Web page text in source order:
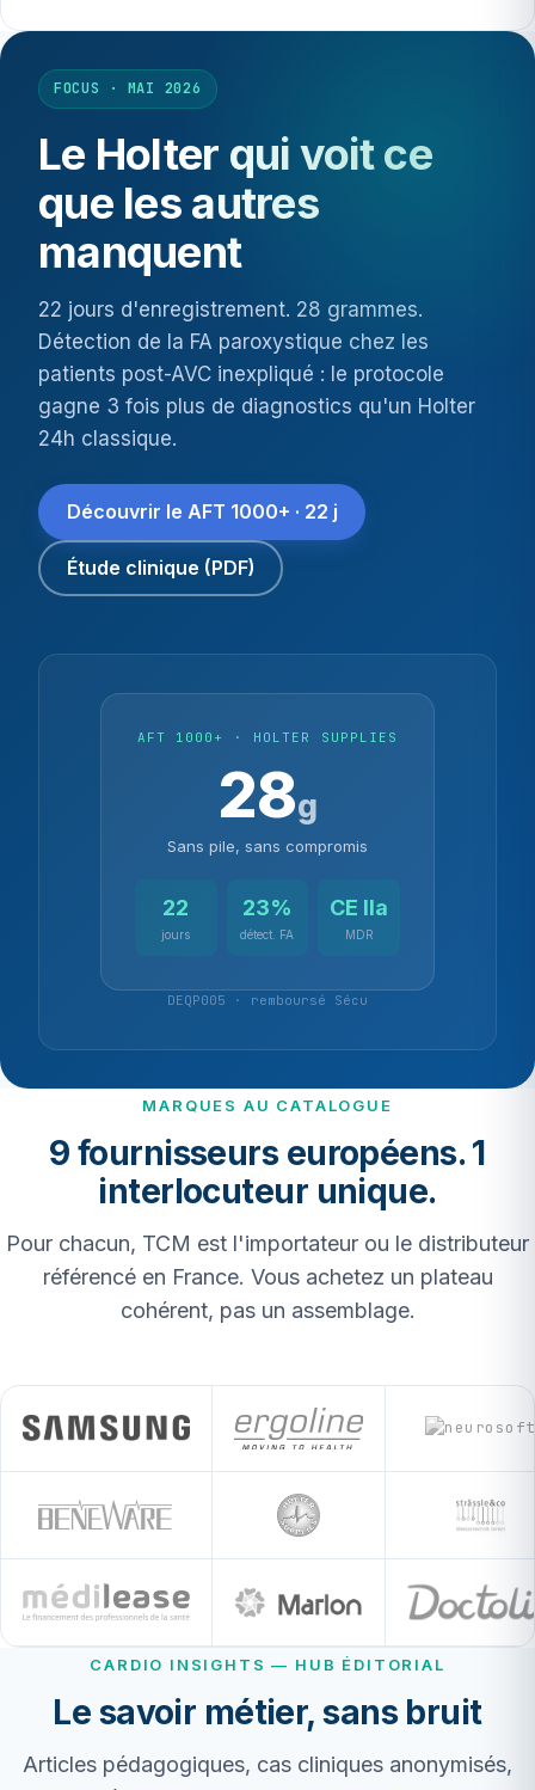
FOCUS · MAI 2026
Le Holter qui voit ce
que les autres
manquent
22 jours d'enregistrement. 28 grammes.
Détection de la FA paroxystique chez les
patients post-AVC inexpliqué : le protocole
gagne 3 fois plus de diagnostics qu'un Holter
24h classique.
Découvrir le AFT 1000+ · 22 j
Étude clinique (PDF)
AFT 1000+ · HOLTER SUPPLIES
28g
Sans pile, sans compromis
22
jours
23%
détect. FA
CE IIa
MDR
DEQP005 · remboursé Sécu
MARQUES AU CATALOGUE
9 fournisseurs européens. 1
interlocuteur unique.
Pour chacun, TCM est l'importateur ou le distributeur
référencé en France. Vous achetez un plateau
cohérent, pas un assemblage.
CARDIO INSIGHTS — HUB ÉDITORIAL
Le savoir métier, sans bruit
Articles pédagogiques, cas cliniques anonymisés,